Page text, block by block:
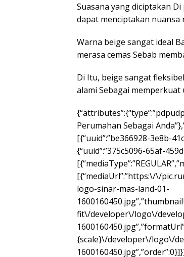
Suasana yang diciptakan
dapat menciptakan nuansa
Warna beige sangat ideal
merasa cemas Sebab
Di Itu, beige sangat
alami Sebagai
Perumahan Sebagai
[{“uuid”:”be366928-3e8b-
{“uuid”:”375c5096-65af-
[{“mediaUrl”:”https:\/\/
logo-sinar-mas-land-01-
fit\/developer\/logo\/
{scale}\/developer\/logo\/